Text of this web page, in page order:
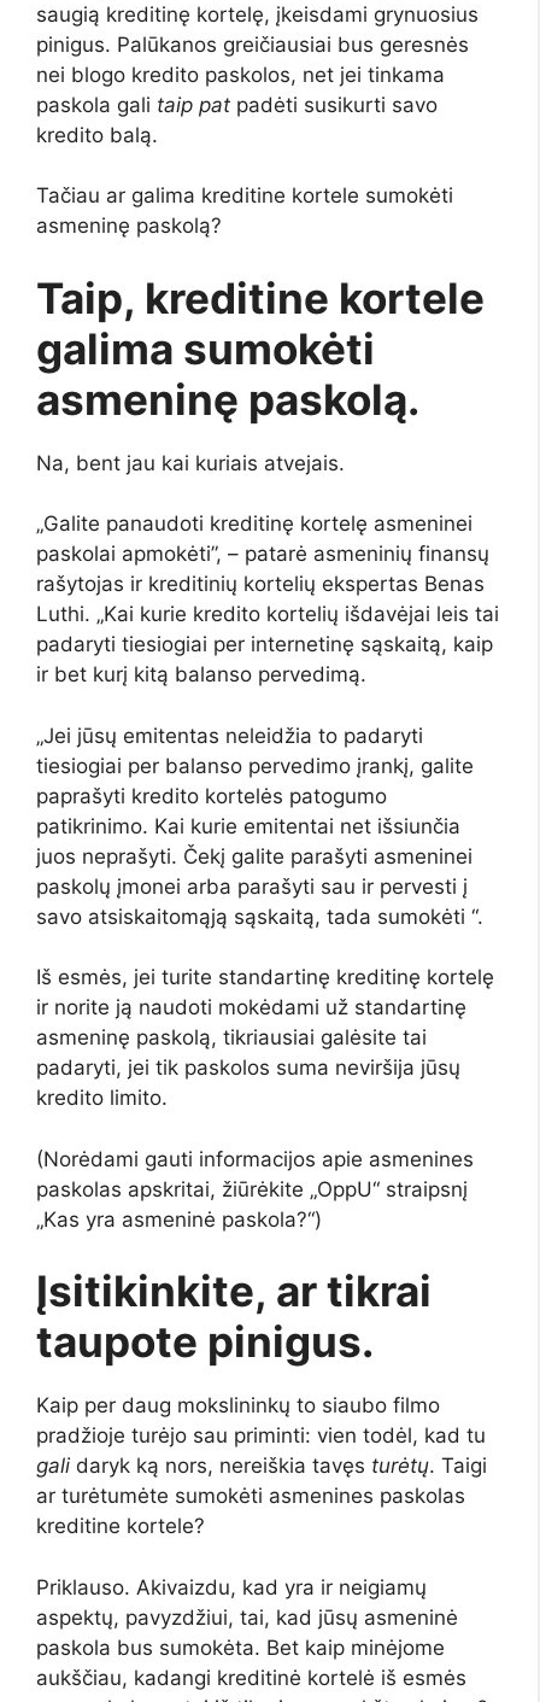
saugią kreditinę kortelę, įkeisdami grynuosius
pinigus. Palūkanos greičiausiai bus geresnės
nei blogo kredito paskolos, net jei tinkama
paskola gali taip pat padėti susikurti savo
kredito balą.
Tačiau ar galima kreditine kortele sumokėti
asmeninę paskolą?
Taip, kreditine kortele
galima sumokėti
asmeninę paskolą.
Na, bent jau kai kuriais atvejais.
„Galite panaudoti kreditinę kortelę asmeninei
paskolai apmokėti”, – patarė asmeninių finansų
rašytojas ir kreditinių kortelių ekspertas Benas
Luthi. „Kai kurie kredito kortelių išdavėjai leis tai
padaryti tiesiogiai per internetinę sąskaitą, kaip
ir bet kurį kitą balanso pervedimą.
„Jei jūsų emitentas neleidžia to padaryti
tiesiogiai per balanso pervedimo įrankį, galite
paprašyti kredito kortelės patogumo
patikrinimo. Kai kurie emitentai net išsiunčia
juos neprašyti. Čekį galite parašyti asmeninei
paskolų įmonei arba parašyti sau ir pervesti į
savo atsiskaitomąją sąskaitą, tada sumokėti “.
Iš esmės, jei turite standartinę kreditinę kortelę
ir norite ją naudoti mokėdami už standartinę
asmeninę paskolą, tikriausiai galėsite tai
padaryti, jei tik paskolos suma neviršija jūsų
kredito limito.
(Norėdami gauti informacijos apie asmenines
paskolas apskritai, žiūrėkite „OppU“ straipsnį
„Kas yra asmeninė paskola?“)
Įsitikinkite, ar tikrai
taupote pinigus.
Kaip per daug mokslininkų to siaubo filmo
pradžioje turėjo sau priminti: vien todėl, kad tu
gali daryk ką nors, nereiškia tavęs turėtų. Taigi
ar turėtumėte sumokėti asmenines paskolas
kreditine kortele?
Priklauso. Akivaizdu, kad yra ir neigiamų
aspektų, pavyzdžiui, tai, kad jūsų asmeninė
paskola bus sumokėta. Bet kaip minėjome
aukščiau, kadangi kreditinė kortelė iš esmės